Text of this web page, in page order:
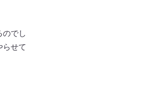
のでし
らせて